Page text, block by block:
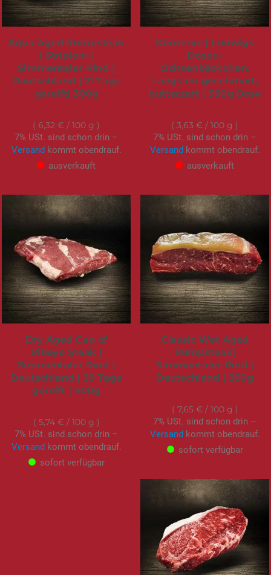
Aqua Aged Rumpsteak
| Striploin |
Simmentaler Rind |
Deutschland | 21 Tage
gereift| 300g
6,32 € / 100 g
7% USt. sind schon drin –
Versandkommt obendrauf.
ausverkauft
Konserve | Ludwigs
Dosen-
Ochsenbäckchen.
Langsam geschmort,
butterzart | 550g Dose
3,63 € / 100 g
7% USt. sind schon drin –
Versandkommt obendrauf.
ausverkauft
Dry Aged Cap of
Ribeye Steak |
Simmentaler Rind |
Deutschland | 30 Tage
gereift | 400g
5,74 €/ 100 g
7% USt. sind schon drin –
Versandkommt obendrauf.
sofort verfügbar
Classic Wet Aged
Rumpsteak|
Simmentaler Rind |
Deutschland | 300g
7,65 €/ 100 g
7% USt. sind schon drin –
Versandkommt obendrauf.
sofort verfügbar